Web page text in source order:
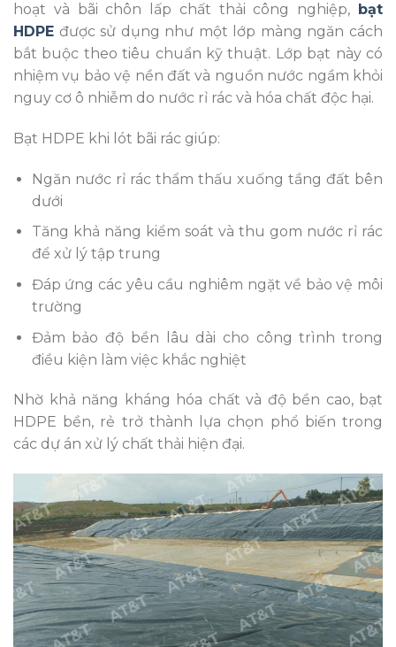
hoạt và bãi chôn lấp chất thải công nghiệp,
bạt
HDPE được sử dụng như một lớp màng ngăn cách
bắt buộc theo tiêu chuẩn kỹ thuật. Lớp bạt này có
nhiệm vụ bảo vệ nền đất và nguồn nước ngầm khỏi
nguy cơ ô nhiễm do nước rỉ rác và hóa chất độc hại.
Bạt HDPE khi lót bãi rác giúp:
Ngăn nước rỉ rác thẩm thấu xuống tầng đất bên
dưới
Tăng khả năng kiểm soát và thu gom nước rỉ rác
để xử lý tập trung
Đáp ứng các yêu cầu nghiêm ngặt về bảo vệ môi
trường
Đảm bảo độ bền lâu dài cho công trình trong
điều kiện làm việc khắc nghiệt
Nhờ khả năng kháng hóa chất và độ bền cao, bạt
HDPE bền, rẻ trở thành lựa chọn phổ biến trong
các dự án xử lý chất thải hiện đại.